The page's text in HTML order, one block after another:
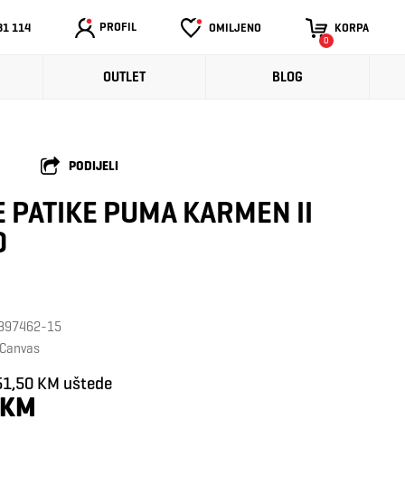
114 PROFIL OMILJENO KORPA
0
OUTLET BLOG
PODIJELI
PATIKE PUMA KARMEN II
15
KM uštede